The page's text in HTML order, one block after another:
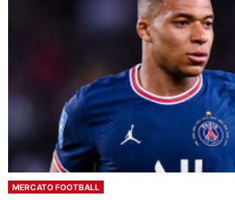
MERCATO FOOTBALL